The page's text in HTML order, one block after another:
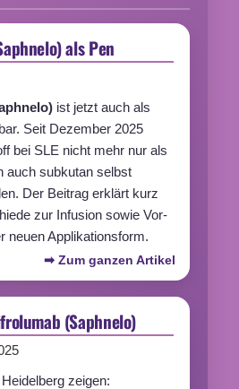
als Pen
) ist jetzt auch als
Seit Dezember 2025
bei SLE nicht mehr nur als
auch subkutan selbst
Der Beitrag erklärt kurz
zur Infusion sowie Vor-
neuen Applikationsform.
➡ Zum ganzen Artikel
(Saphnelo)
zeigen: